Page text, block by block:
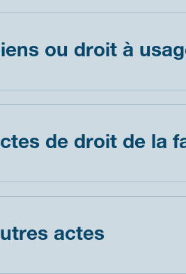
Biens ou droit à
Actes de droit de la
Autres actes